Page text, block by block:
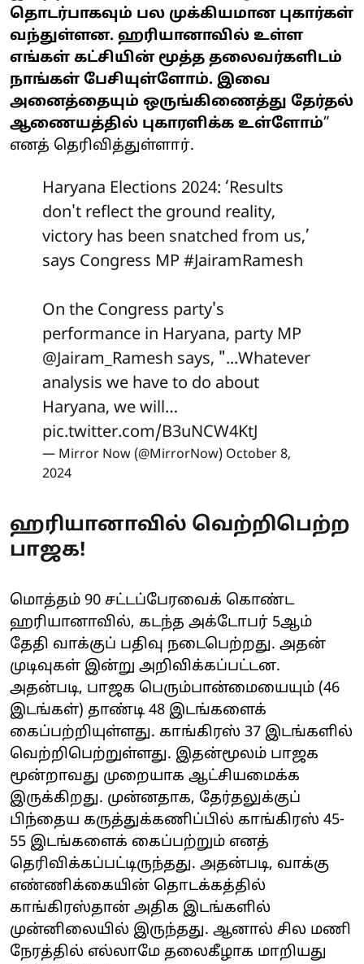
தொடர்பாகவும் பல முக்கியமான புகார்கள்
வந்துள்ளன. ஹரியானாவில் உள்ள
எங்கள் கட்சியின் மூத்த தலைவர்களிடம்
நாங்கள் பேசியுள்ளோம். இவை
அனைத்தையும் ஒருங்கிணைத்து தேர்தல்
ஆணையத்தில் புகாரளிக்க உள்ளோம்”
எனத் தெரிவித்துள்ளார்.
Haryana Elections 2024: ‘Results
don't reflect the ground reality,
victory has been snatched from us,’
says Congress MP #JairamRamesh
On the Congress party's
performance in Haryana, party MP
@Jairam_Ramesh says, "...Whatever
analysis we have to do about
Haryana, we will…
pic.twitter.com/B3uNCW4KtJ
— Mirror Now (@MirrorNow) October 8,
2024
ஹரியானாவில் வெற்றிபெற்ற
பாஜக!
மொத்தம் 90 சட்டப்பேரவைக் கொண்ட
ஹரியானாவில், கடந்த அக்டோபர் 5ஆம்
தேதி வாக்குப் பதிவு நடைபெற்றது. அதன்
முடிவுகள் இன்று அறிவிக்கப்பட்டன.
அதன்படி, பாஜக பெரும்பான்மையையும் (46
இடங்கள்) தாண்டி 48 இடங்களைக்
கைப்பற்றியுள்ளது. காங்கிரஸ் 37 இடங்களில்
வெற்றிபெற்றுள்ளது. இதன்மூலம் பாஜக
மூன்றாவது முறையாக ஆட்சியமைக்க
இருக்கிறது. முன்னதாக, தேர்தலுக்குப்
பிந்தைய கருத்துக்கணிப்பில் காங்கிரஸ் 45-
55 இடங்களைக் கைப்பற்றும் எனத்
தெரிவிக்கப்பட்டிருந்தது. அதன்படி, வாக்கு
எண்ணிக்கையின் தொடக்கத்தில்
காங்கிரஸ்தான் அதிக இடங்களில்
முன்னிலையில் இருந்தது. ஆனால் சில மணி
நேரத்தில் எல்லாமே தலைகீழாக மாறியது